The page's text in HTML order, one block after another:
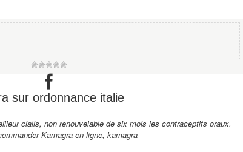
−
sur ordonnance italie
cialis, non renouvelable de six mois les contraceptifs oraux.
Kamagra en ligne, kamagra